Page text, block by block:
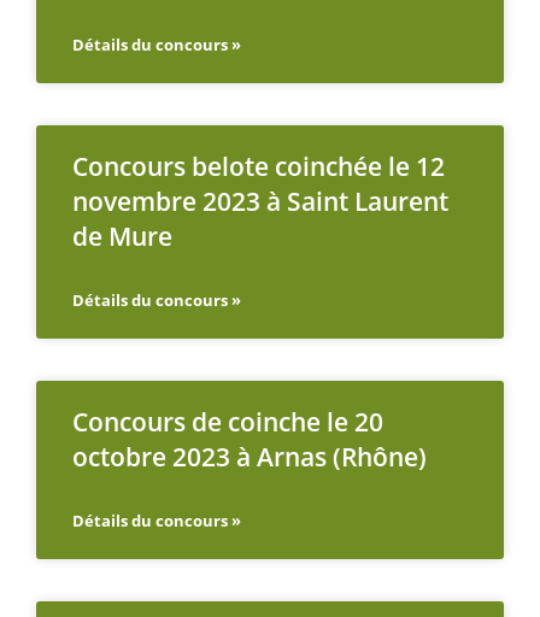
Détails du concours »
Concours belote coinchée le 12
novembre 2023 à Saint Laurent
de Mure
Détails du concours »
Concours de coinche le 20
octobre 2023 à Arnas (Rhône)
Détails du concours »